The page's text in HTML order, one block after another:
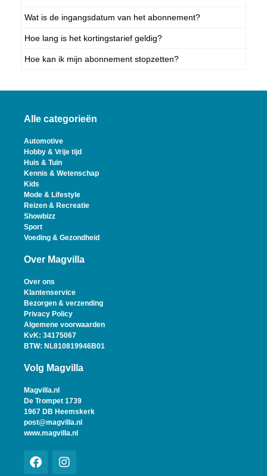
Wat is de ingangsdatum van het abonnement?
Hoe lang is het kortingstarief geldig?
Hoe kan ik mijn abonnement stopzetten?
Alle categorieën
Automotive
Hobby & Vrije tijd
Huis & Tuin
Kennis & Wetenschap
Kids
Mode & Lifestyle
Reizen & Recreatie
Showbizz
Sport
Voeding & Gezondheid
Over Magvilla
Over ons
Klantenservice
Bezorgen & verzending
Privacy Policy
Algemene voorwaarden
KvK: 34175067
BTW: NL810819946B01
Volg Magvilla
Magvilla.nl
De Trompet 1739
1967 DB Heemskerk
post@magvilla.nl
www.magvilla.nl